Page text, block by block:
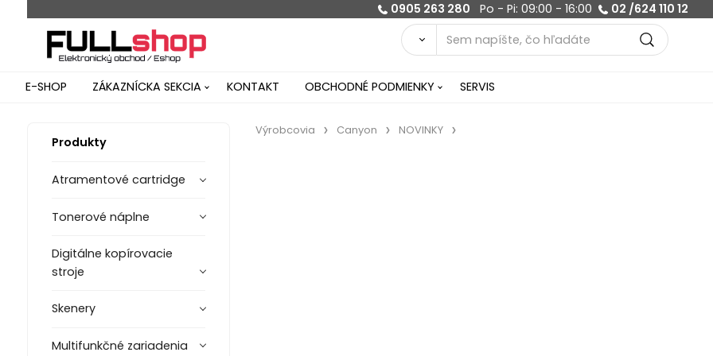
0905 263 280 Po - Pi: 09:00 - 16:00 02 /624 110 12
E-SHOP ZÁKAZNÍCKA SEKCIA KONTAKT OBCHODNÉ PODMIENKY SERVIS
Produkty
Atramentové cartridge
Tonerové náplne
Digitálne kopírovacie
stroje
Skenery
Multifunkčné zariadenia
Výrobcovia Canyon NOVINKY